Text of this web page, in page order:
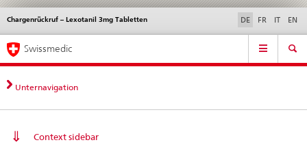
Direktnavigation
News,
Rechtsgrundlagen,
Kontakt
News & Updates Kontakt | Support & Hilfe
Chargenrückruf – Lexotanil 3mg Tabletten
Sprachwahl DE FR IT EN
Service
Hauptnavigation
Swissmedic
Unternavigation
Context sidebar